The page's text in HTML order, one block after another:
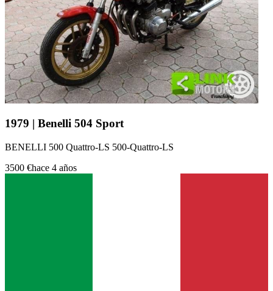
1979 | Benelli 504 Sport
BENELLI 500 Quattro-LS 500-Quattro-LS
3500 €hace 4 años